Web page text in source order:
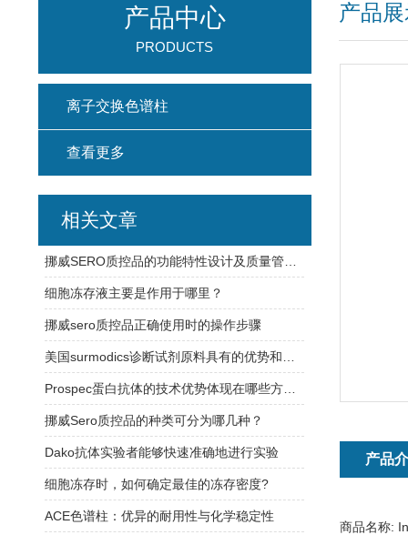
产品
产品
商品名称:
产品中心
PRODUCTS
离子交换色谱柱
查看更多
相关文章
细胞冻存液主要是作用于哪里？
挪威sero质控品正确使用时的操作步骤
挪威Sero质控品的种类可分为哪几种？
Dako抗体实验者能够快速准确地进行实验
细胞冻存时，如何确定最佳的冻存密度?
ACE色谱柱：优异的耐用性与化学稳定性